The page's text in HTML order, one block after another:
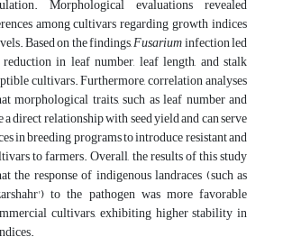
Morphological evaluations revealed
among cultivars regarding growth indices
Based on the findings,Fusariuminfection led
in leaf number, leaf length, and stalk
cultivars. Furthermore, correlation analyses
morphological traits, such as leaf number and
a direct relationship with seed yield and can serve
in breeding programs to introduce resistant and
to farmers. Overall, the results of this study
the response of indigenous landraces (such as
to the pathogen was more favorable
cultivars, exhibiting higher stability in